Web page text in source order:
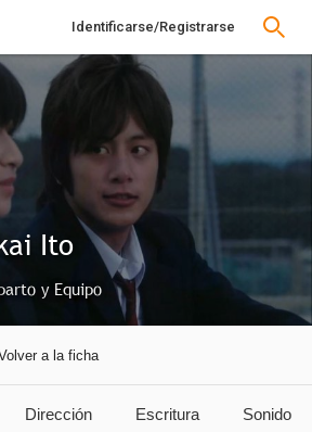
Identificarse/Registrarse
Ito
y Equipo
a la ficha
Dirección Escritura Sonido